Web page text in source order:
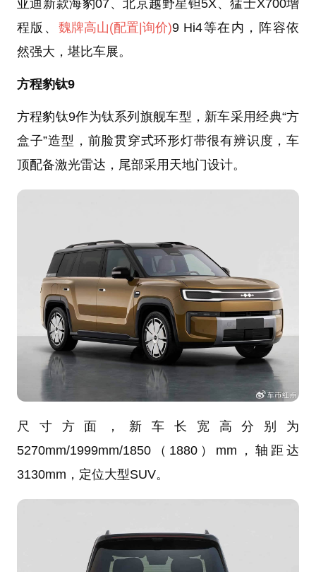
亚迪新款海豹07、北京越野星钽5X、猛士X700增
程版、 魏牌高山(配置|询价)9 Hi4等在内，阵容依
然强大，堪比车展。
方程豹钛9
方程豹钛9作为钛系列旗舰车型，新车采用经典“方
盒子”造型，前脸贯穿式环形灯带很有辨识度，车
顶配备激光雷达，尾部采用天地门设计。
尺寸方面，新车长宽高分别为
5270mm/1999mm/1850（1880）mm，轴距达
3130mm，定位大型SUV。